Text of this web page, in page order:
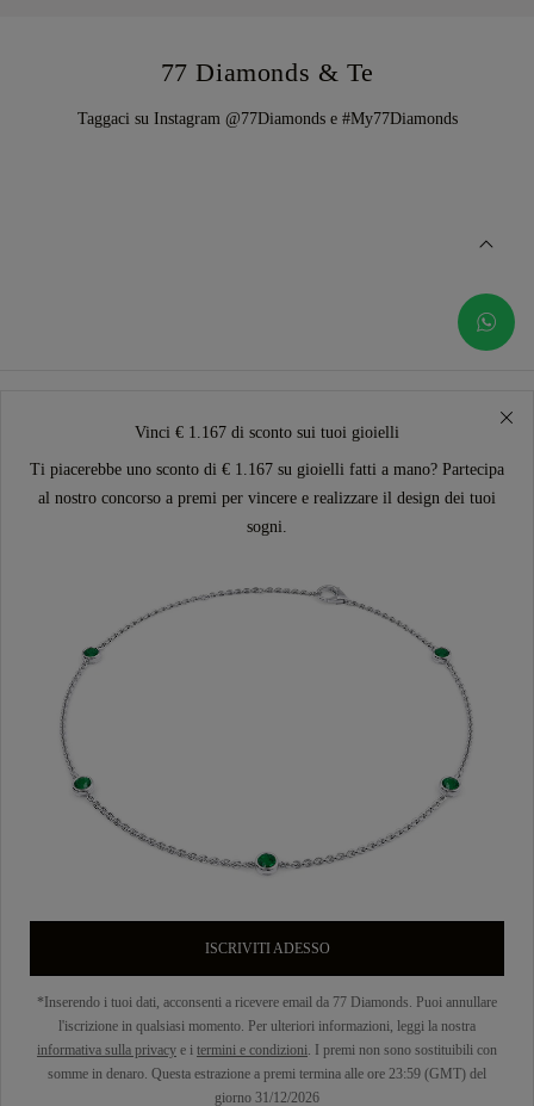
77 Diamonds & Te
Taggaci su Instagram @77Diamonds e #My77Diamonds
Vinci € 1.167 di sconto sui tuoi gioielli
Ti piacerebbe uno sconto di € 1.167 su gioielli fatti a mano? Partecipa
al nostro concorso a premi per vincere e realizzare il design dei tuoi
sogni.
ISCRIVITI ADESSO
*Inserendo i tuoi dati, acconsenti a ricevere email da 77 Diamonds. Puoi annullare
l'iscrizione in qualsiasi momento. Per ulteriori informazioni, leggi la nostra
informativa sulla privacy e i termini e condizioni. I premi non sono sostituibili con
somme in denaro. Questa estrazione a premi termina alle ore 23:59 (GMT) del
giorno 31/12/2026